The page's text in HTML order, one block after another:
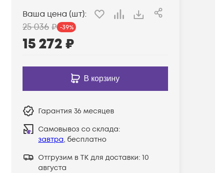
Ваша цена (шт):
25 036 ₽ -39%
15 272₽
В корзину
Гарантия 36 месяцев
Самовывоз со склада:
завтра, бесплатно
Отгрузим в ТК для доставки: 10
августа